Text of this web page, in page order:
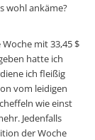
wohl ankäme?
mit 33,45 $
hatte ich
ich fleißig
vom leidigen
wie einst
Jedenfalls
der Woche